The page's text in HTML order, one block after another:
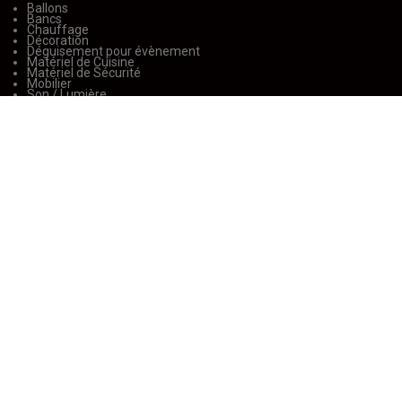
Ballons
Bancs
Chauffage
Décoration
Déguisement pour évènement
Matériel de Cuisine
Matériel de Sécurité
Mobilier
Son / Lumière